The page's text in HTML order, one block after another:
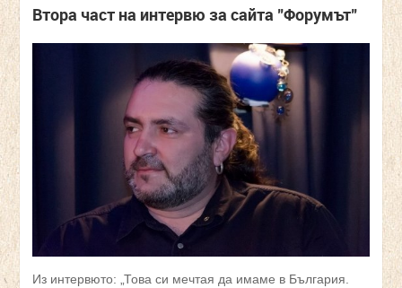
Втора част на интервю за сайта "Форумът"
Из интервюто: „Това си мечтая да имаме в България.